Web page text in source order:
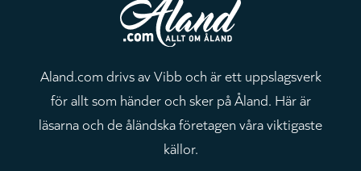
Aland.com drivs av Vibb och är ett uppslagsverk
för allt som händer och sker på Åland. Här är
läsarna och de åländska företagen våra viktigaste
källor.